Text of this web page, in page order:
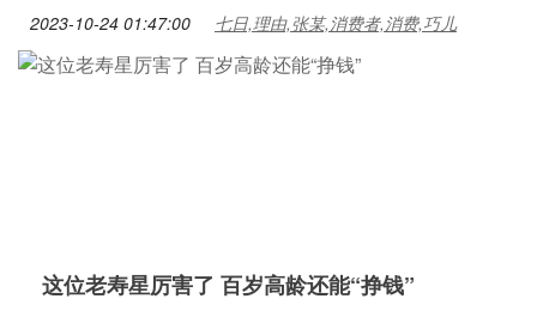
2023-10-24 01:47:00 七日,理由,张某,消费者,消费,巧儿
这位老寿星厉害了 百岁高龄还能“挣钱”